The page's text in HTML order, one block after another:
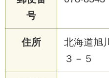
号
住所
北海道旭
３－５